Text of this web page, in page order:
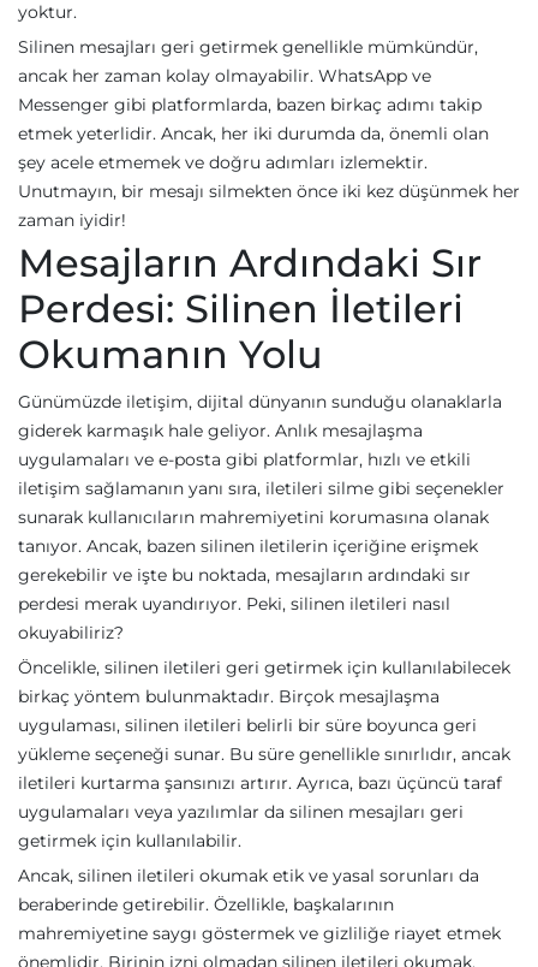
yoktur.
Silinen mesajları geri getirmek genellikle mümkündür,
ancak her zaman kolay olmayabilir. WhatsApp ve
Messenger gibi platformlarda, bazen birkaç adımı takip
etmek yeterlidir. Ancak, her iki durumda da, önemli olan
şey acele etmemek ve doğru adımları izlemektir.
Unutmayın, bir mesajı silmekten önce iki kez düşünmek her
zaman iyidir!
Mesajların Ardındaki Sır
Perdesi: Silinen İletileri
Okumanın Yolu
Günümüzde iletişim, dijital dünyanın sunduğu olanaklarla
giderek karmaşık hale geliyor. Anlık mesajlaşma
uygulamaları ve e-posta gibi platformlar, hızlı ve etkili
iletişim sağlamanın yanı sıra, iletileri silme gibi seçenekler
sunarak kullanıcıların mahremiyetini korumasına olanak
tanıyor. Ancak, bazen silinen iletilerin içeriğine erişmek
gerekebilir ve işte bu noktada, mesajların ardındaki sır
perdesi merak uyandırıyor. Peki, silinen iletileri nasıl
okuyabiliriz?
Öncelikle, silinen iletileri geri getirmek için kullanılabilecek
birkaç yöntem bulunmaktadır. Birçok mesajlaşma
uygulaması, silinen iletileri belirli bir süre boyunca geri
yükleme seçeneği sunar. Bu süre genellikle sınırlıdır, ancak
iletileri kurtarma şansınızı artırır. Ayrıca, bazı üçüncü taraf
uygulamaları veya yazılımlar da silinen mesajları geri
getirmek için kullanılabilir.
Ancak, silinen iletileri okumak etik ve yasal sorunları da
beraberinde getirebilir. Özellikle, başkalarının
mahremiyetine saygı göstermek ve gizliliğe riayet etmek
önemlidir. Birinin izni olmadan silinen iletileri okumak,